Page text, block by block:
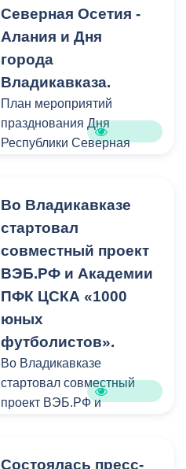
Северная Осетия -
Алания и Дня
города
Владикавказа.
План мероприятий
празднования Дня
Республики Северная
Во Владикавказе
стартовал
совместный проект
ВЭБ.РФ и Академии
ПФК ЦСКА «1000
юных
футболистов».
Во Владикавказе
стартовал совместный
проект ВЭБ.РФ и
футболистов».
Состоялась пресс-